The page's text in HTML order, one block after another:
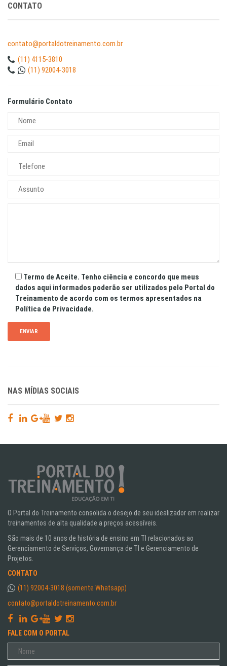
CONTATO
contato@portaldotreinamento.com.br
(11) 4115-3810
(11) 92004-3018
Formulário Contato
Termo de Aceite. Tenho ciência e concordo que meus
dados aqui informados poderão ser utilizados pelo Portal do
Treinamento de acordo com os termos apresentados na
Política de Privacidade.
NAS MÍDIAS SOCIAIS
O Portal do Treinamento consolida o desejo de seu idealizador em realizar
treinamentos de alta qualidade a preços acessíveis.
São mais de 10 anos de história de ensino em TI relacionados ao
Gerenciamento de Serviços, Governança de TI e Gerenciamento de
Projetos.
CONTATO
(11) 92004-3018 (somente Whatsapp)
contato@portaldotreinamento.com.br
FALE COM O PORTAL